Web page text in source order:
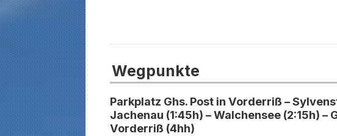
Wegpunkte
Parkplatz Ghs. Post in Vorderriß –
Jachenau (1:45h) – Walchensee (2:15h) –
Vorderriß (4hh)